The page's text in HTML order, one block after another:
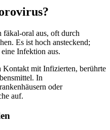
fäkal-oral aus, oft durch
Es ist hoch ansteckend;
Infektion aus.
Kontakt mit Infizierten, berührte
In
oder
auf.